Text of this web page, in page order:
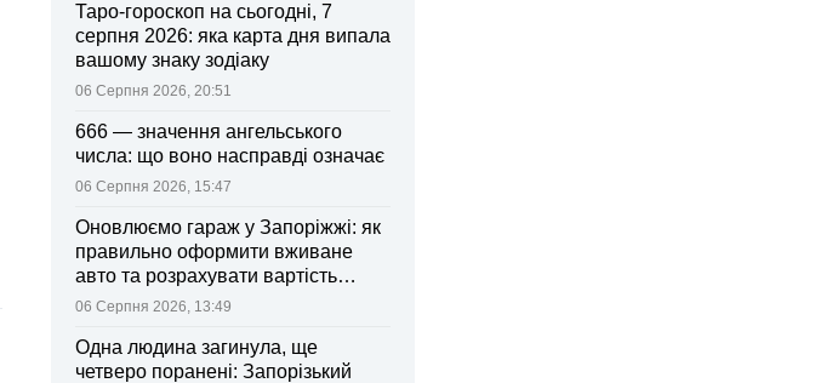
Таро-гороскоп на сьогодні, 7
серпня 2026: яка карта дня випала
вашому знаку зодіаку
06 Серпня 2026, 20:51
666 — значення ангельського
числа: що воно насправді означає
06 Серпня 2026, 15:47
Оновлюємо гараж у Запоріжжі: як
правильно оформити вживане
авто та розрахувати вартість
поліса
06 Серпня 2026, 13:49
Одна людина загинула, ще
четверо поранені: Запорізький